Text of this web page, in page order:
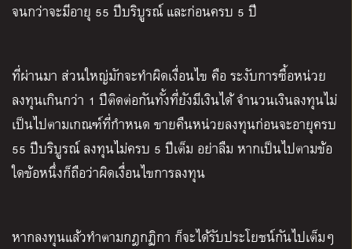
จนกว่าจะมีอายุ 55 ปีบริบูรณ์และก่อนครบ 5 ปี
ที่ผ่านมา ส่วนใหญ่มักจะทำผิดเงื่อนไข คือ ระงับการซื้อหน่วย
ลงทุนเกินกว่า 1 ปีติดต่อกันทั้งที่ยังมีเงินได้ จำนวนเงินลงทุนไม่
เป็นไปตามเกณฑ์ที่กำหนด ขายคืนหน่วยลงทุนก่อนจะอายุครบ
55 ปีบริบูรณ์ ลงทุนไม่ครบ 5 ปีเต็ม อย่าลืม หากเป็นไปตามข้อ
ใดข้อหนึ่งก็ถือว่าผิดเงื่อนไขการลงทุน
หากลงทุนแล้วทำตามกฎกฏิกา ก็จะได้รับประโยชน์กันไปเต็มๆ